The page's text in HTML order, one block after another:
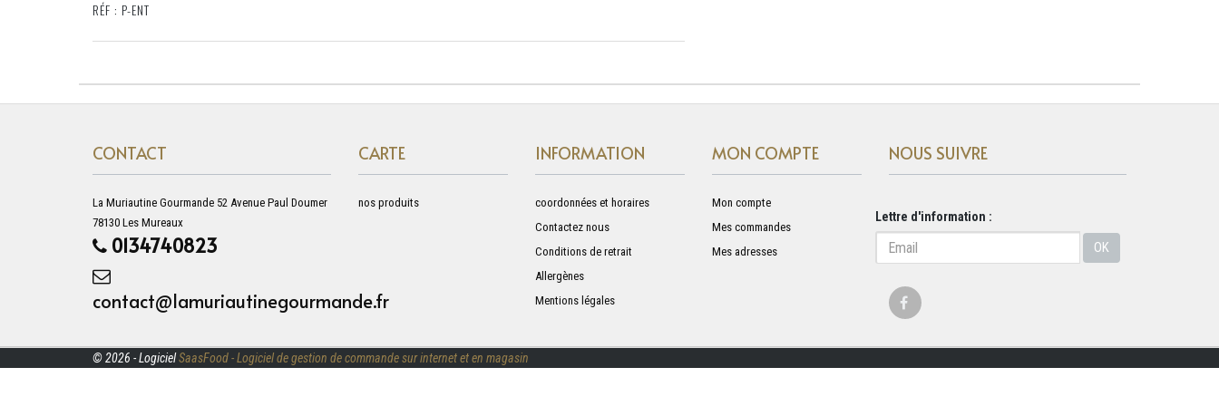
RÉF : P-ENT
CONTACT
La Muriautine Gourmande 52 Avenue Paul Doumer
78130 Les Mureaux
0134740823
contact@lamuriautinegourmande.fr
CARTE
nos produits
INFORMATION
coordonnées et horaires
Contactez nous
Conditions de retrait
Allergènes
Mentions légales
MON COMPTE
Mon compte
Mes commandes
Mes adresses
NOUS SUIVRE
Lettre d'information :
OK
© 2026 - LogicielSaasFood - Logiciel de gestion de commande sur internet et en magasin